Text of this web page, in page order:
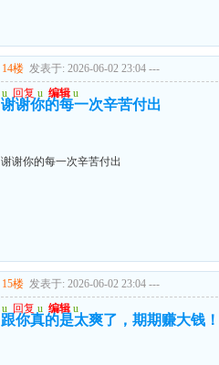
14楼 发表于: 2026-06-02 23:04 ---
u 回复 u 编辑 u
谢谢你的每一次辛苦付出
谢谢你的每一次辛苦付出
15楼 发表于: 2026-06-02 23:04 ---
u 回复 u 编辑 u
跟你真的是太爽了，期期赚大钱！